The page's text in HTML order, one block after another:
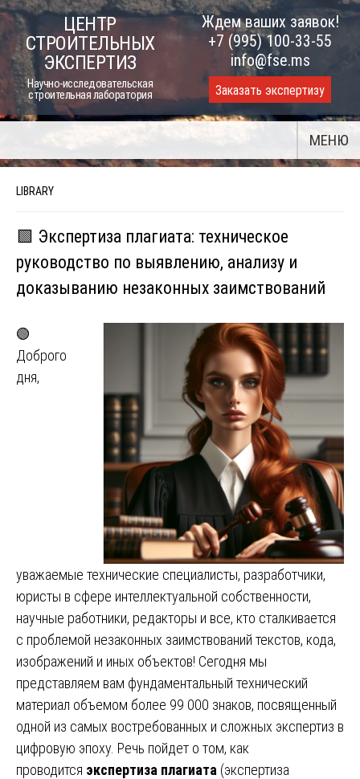
Skip
to
content
ЦЕНТР
СТРОИТЕЛЬНЫХ
ЭКСПЕРТИЗ
Научно-исследовательская
строительная лаборатория
Ждем ваших заявок!
+7 (995) 100-33-55
info@fse.ms
Заказать экспертизу
МЕНЮ
LIBRARY
🟩 Экспертиза плагиата: техническое
руководство по выявлению, анализу и
доказыванию незаконных заимствований
🟢
Доброго
дня,
уважаемые технические специалисты, разработчики,
юристы в сфере интеллектуальной собственности,
научные работники, редакторы и все, кто сталкивается
с проблемой незаконных заимствований текстов, кода,
изображений и иных объектов! Сегодня мы
представляем вам фундаментальный технический
материал объемом более 99 000 знаков, посвященный
одной из самых востребованных и сложных экспертиз в
цифровую эпоху. Речь пойдет о том, как
проводится экспертиза плагиата (экспертиза